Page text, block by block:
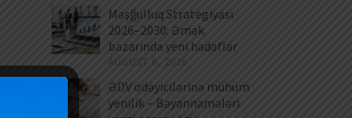
Məşğulluq Strategiyası
2026–2030: Əmək
bazarında yeni hədəflər
AUGUST 6, 2026
ƏDV ödəyicilərinə mühüm
yenilik – Bəyannamələri